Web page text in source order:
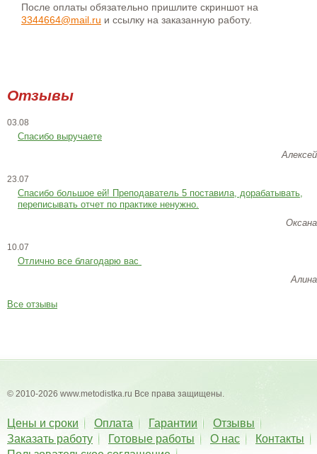
После оплаты обязательно пришлите скриншот на
3344664@mail.ru и ссылку на заказанную работу.
Отзывы
03.08
Спасибо выручаете
Алексей
23.07
Cпасибо большое ей! Преподаватель 5 поставила, дорабатывать,
переписывать отчет по практике ненужно.
Оксана
10.07
Отлично все благодарю вас
Алина
Все отзывы
© 2010-2026 www.metodistka.ru Все права защищены.
Цены и сроки Оплата Гарантии
Отзывы
Заказать работу
Готовые работы О нас
Контакты